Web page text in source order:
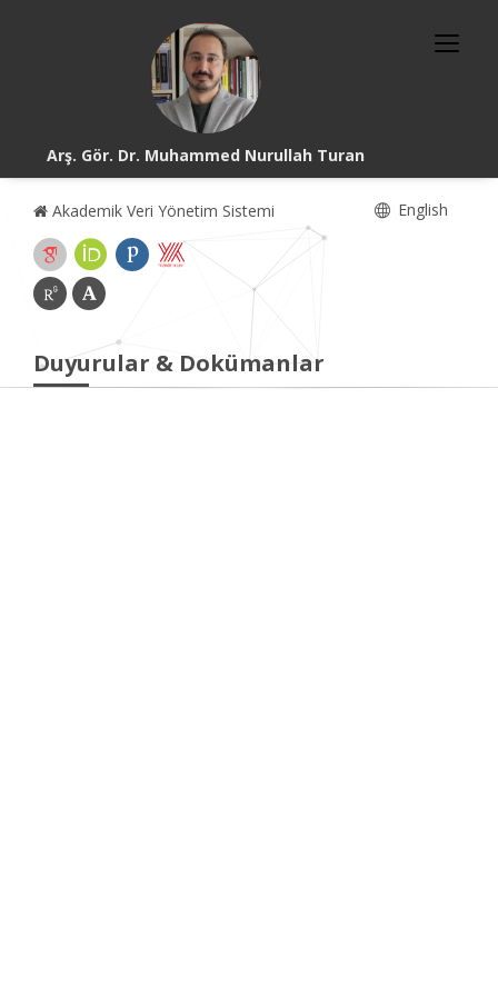
Arş. Gör. Dr. Muhammed Nurullah Turan
Akademik Veri Yönetim Sistemi English
Duyurular & Dokümanlar